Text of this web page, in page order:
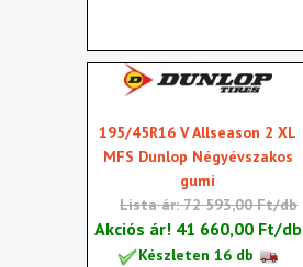
195/45R16 V Allseason 2 XL
MFS Dunlop Négyévszakos
gumi
Lista ár: 72 593,00 Ft/db
Akciós ár! 41 660,00 Ft/db
Készleten 16 db